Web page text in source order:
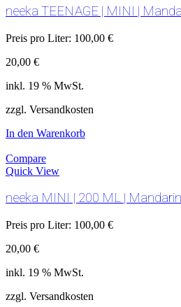
neeka TEENAGE | MINI |
Preis pro Liter: 100,00 €
20,00 €
inkl. 19 % MwSt.
zzgl. Versandkosten
In den Warenkorb
Compare
Quick View
neeka MINI | 200 ML |
Preis pro Liter: 100,00 €
20,00 €
inkl. 19 % MwSt.
zzgl. Versandkosten